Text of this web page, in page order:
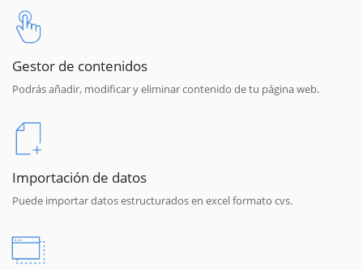
Gestor de contenidos
Podrás añadir, modificar y eliminar contenido de tu página web.
Importación de datos
Puede importar datos estructurados en excel formato cvs.